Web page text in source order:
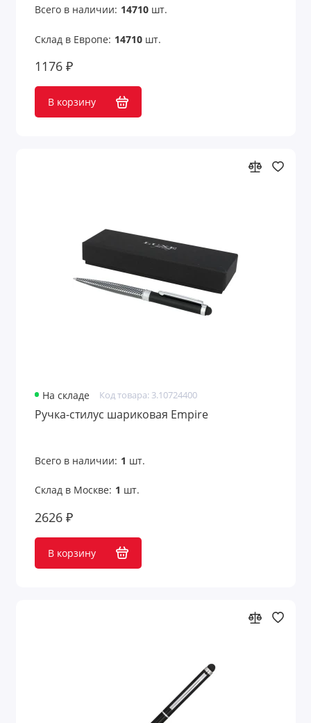
Всего в наличии: 14710шт.
Склад в Европе: 14710шт.
1176 ₽
В корзину
На складе Код товара: 3.10724400
Ручка-стилус шариковая Empire
Всего в наличии: 1 шт.
Склад в Москве: 1 шт.
2626 ₽
В корзину